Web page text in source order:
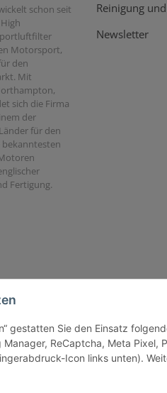
gestatten Sie den Einsatz
ReCaptcha, Meta
Icon links unten).
schon seit
Motorsport,
den
Mit
sich die Firma
der
für den
bekanntesten
Fertigung.
Reinigung
Newsletter